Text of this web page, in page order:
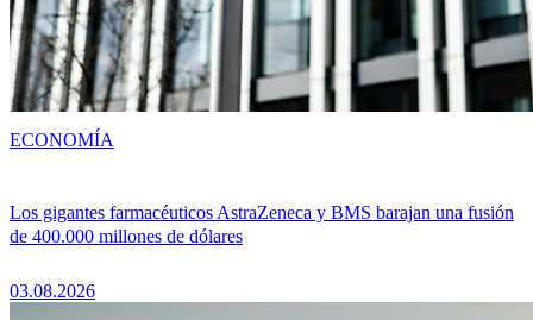
Los gigantes farmacéuticos AstraZeneca y BMS barajan una fusión
de 400.000 millones de dólares
03.08.2026
ECONOMÍA